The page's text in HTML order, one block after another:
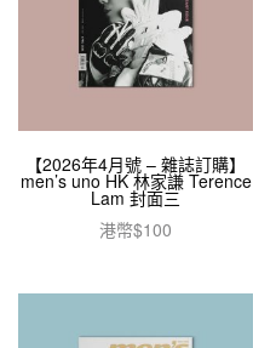
【2026年4月號 – 雜誌訂購】
men’s uno HK 林家謙 Terence
Lam 封面三
港幣$100